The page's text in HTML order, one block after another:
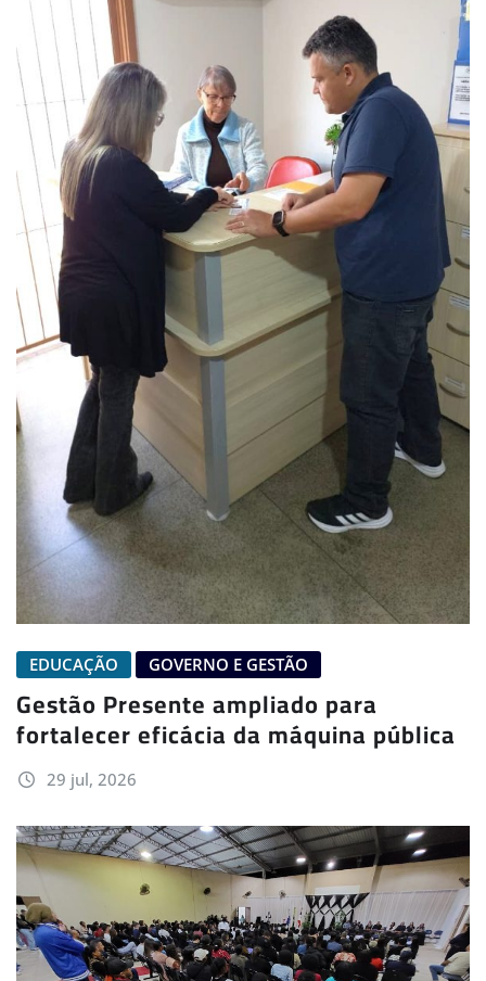
EDUCAÇÃO GOVERNO E GESTÃO
Gestão Presente ampliado para
fortalecer eficácia da máquina pública
29 jul, 2026